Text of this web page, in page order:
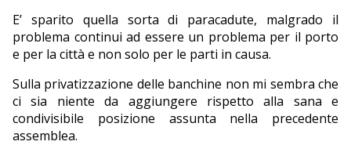
E’ sparito quella sorta di paracadute, malgrado il
problema continui ad essere un problema per il porto
e per la città e non solo per le parti in causa.
Sulla privatizzazione delle banchine non mi sembra che
ci sia niente da aggiungere rispetto alla sana e
condivisibile posizione assunta nella precedente
assemblea.